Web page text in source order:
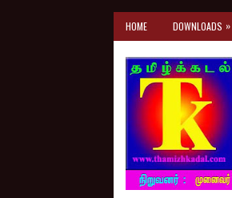
HOME DOWNLOADS »